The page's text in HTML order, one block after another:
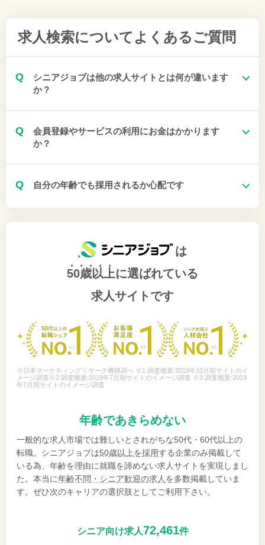
求人検索について よくあるご質問
Q
シニアジョブは他の求人サイトとは何が違います
か？
Q
会員登録やサービスの利用にお金はかかります
か？
Q 自分の年齢でも採用されるか心配です
は
50歳以上に選ばれている
求人サイトです
※日本マーケティングリサーチ機構調べ ※1 調査概要:2019年10月期サイトのイ
メージ調査※2 調査概要:2019年7月期サイトのイメージ調査 ※3 調査概要:2019
年7月期サイトのイメージ調査
年齢であきらめない
一般的な求人市場では難しいとされがちな50代・60代以上の
転職。シニアジョブは50歳以上を採用する企業のみ掲載して
いる為、年齢を理由に就職を諦めない求人サイトを実現しまし
た。本当に年齢不問・シニア歓迎の求人 を多数掲載していま
す。ぜひ次のキャリアの選択肢としてご利用下さい。
シニア向け求人72,461件